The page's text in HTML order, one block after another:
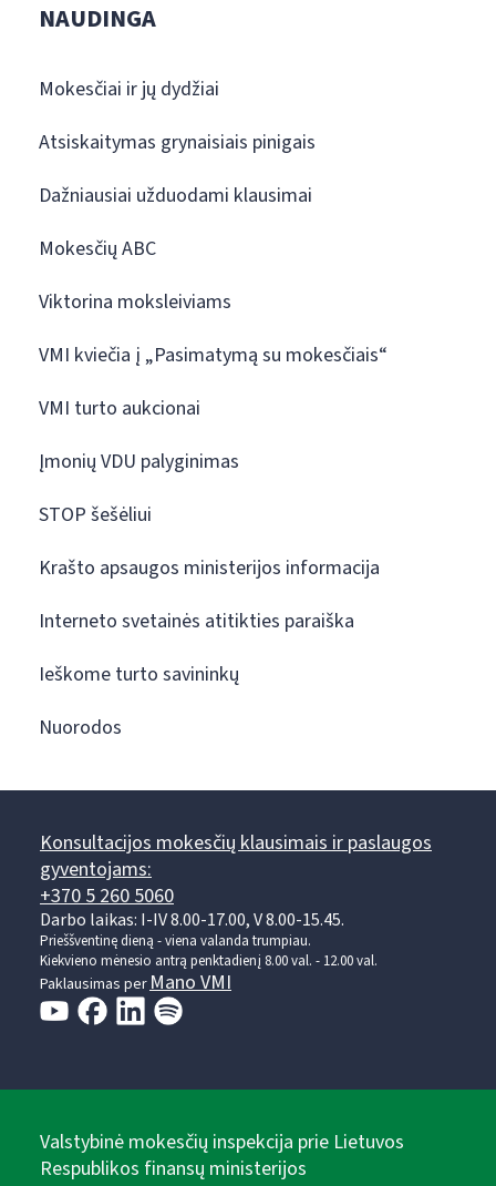
NAUDINGA
Mokesčiai ir jų dydžiai
Atsiskaitymas grynaisiais pinigais
Dažniausiai užduodami klausimai
Mokesčių ABC
Viktorina moksleiviams
VMI kviečia į „Pasimatymą su mokesčiais“
VMI turto aukcionai
Įmonių VDU palyginimas
STOP šešėliui
Krašto apsaugos ministerijos informacija
Interneto svetainės atitikties paraiška
Ieškome turto savininkų
Nuorodos
Konsultacijos mokesčių klausimais ir paslaugos
gyventojams:
+370 5 260 5060
Darbo laikas: I-IV 8.00-17.00, V 8.00-15.45.
Prieššventinę dieną - viena valanda trumpiau.
Kiekvieno mėnesio antrą penktadienį 8.00 val. - 12.00 val.
Paklausimas perMano VMI
Valstybinė mokesčių inspekcija prie Lietuvos
Respublikos finansų ministerijos